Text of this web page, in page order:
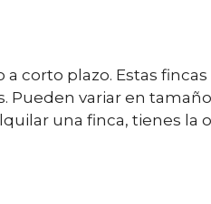
corto plazo. Estas
Pueden variar en
una finca, tienes la